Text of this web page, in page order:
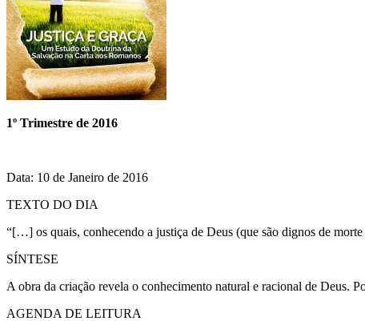
1º Trimestre de 2016
Data: 10 de Janeiro de 2016
TEXTO DO DIA
“[…] os quais, conhecendo a justiça de Deus (que são dignos de
SÍNTESE
A obra da criação revela o conhecimento natural e racional de Deus.
AGENDA DE LEITURA